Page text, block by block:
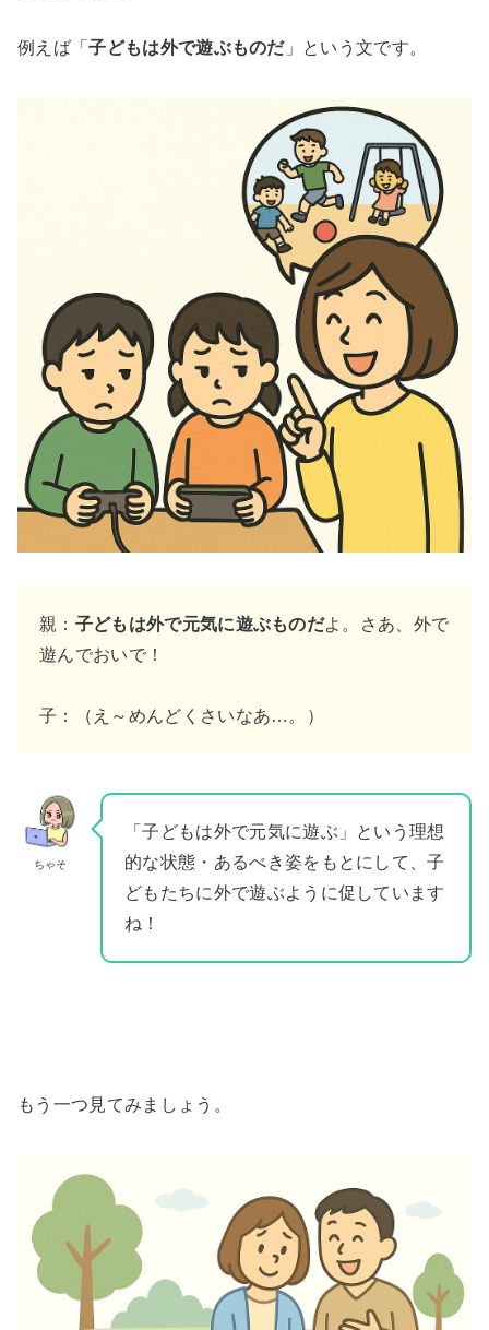
例えば「子どもは外で遊ぶものだ」という文です。
親： 子どもは外で元気に遊ぶものだよ。さあ、外で
遊んでおいで！
子：（え～めんどくさいなあ…。）
ちゃそ
「子どもは外で元気に遊ぶ」という理想
的な状態・あるべき姿をもとにして、子
どもたちに外で遊ぶように促しています
ね！
もう一つ見てみましょう。